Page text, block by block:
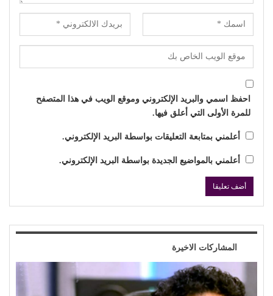
احفظ اسمي والبريد الإلكتروني وموقع الويب في هذا المتصفح
للمرة الأولى التي أعلق فيها.
أعلمني بمتابعة التعليقات بواسطة البريد الإلكتروني.
أعلمني بالمواضيع الجديدة بواسطة البريد الإلكتروني.
المشاركات الاخيرة